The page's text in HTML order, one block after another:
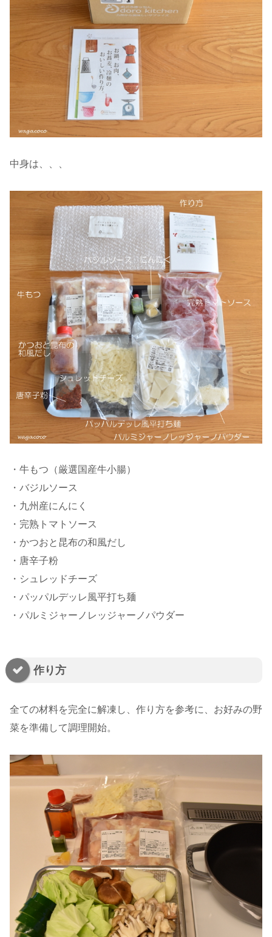
中身は、、、
・牛もつ（厳選国産牛小腸）
・バジルソース
・九州産にんにく
・完熟トマトソース
・かつおと昆布の和風だし
・唐辛子粉
・シュレッドチーズ
・パッパルデッレ風平打ち麺
・パルミジャーノレッジャーノパウダー
作り方
全ての材料を完全に解凍し、作り方を参考に、お好みの野
菜を準備して調理開始。